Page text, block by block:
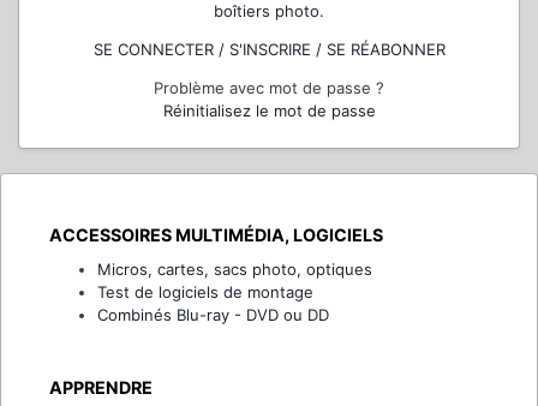
boîtiers photo.
SE CONNECTER / S'INSCRIRE / SE RÉABONNER
Problème avec mot de passe ?
Réinitialisez le mot de passe
ACCESSOIRES MULTIMÉDIA, LOGICIELS
Micros, cartes, sacs photo, optiques
Test de logiciels de montage
Combinés Blu-ray - DVD ou DD
APPRENDRE